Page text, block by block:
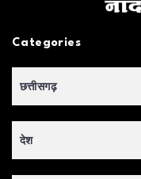
Categories
छत्तीसगढ़
देश